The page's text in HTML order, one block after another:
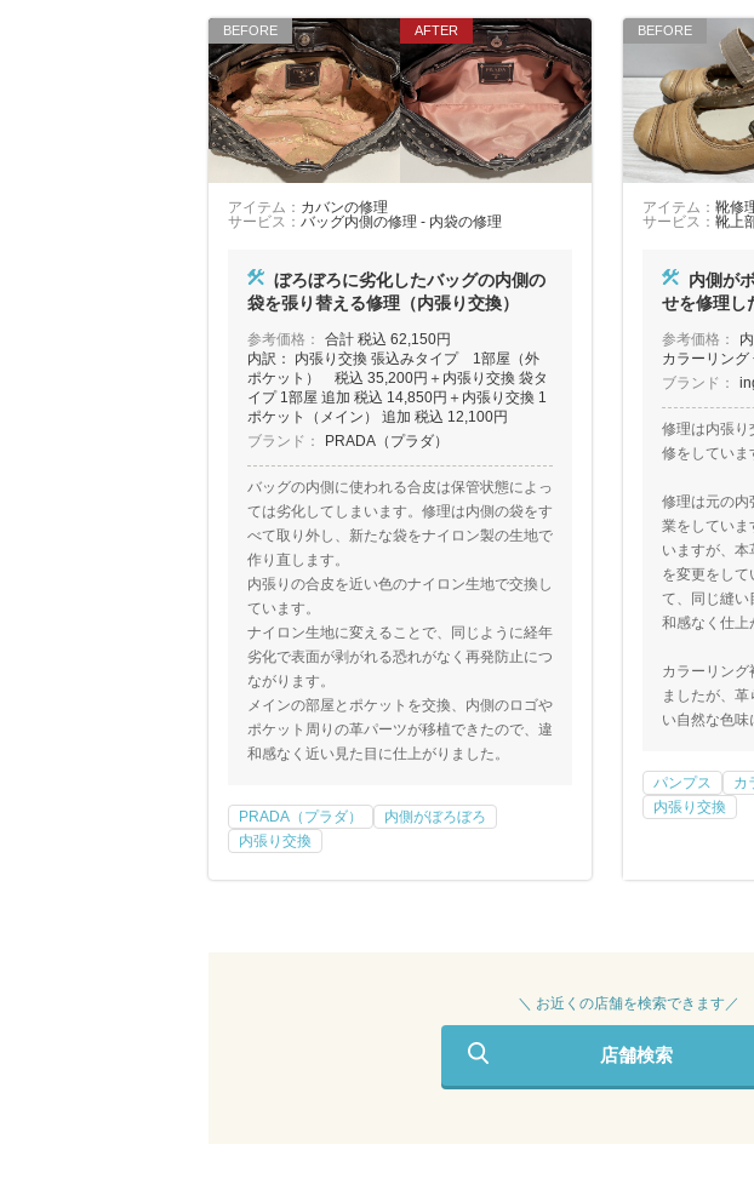
アイテム： カバンの修理
サービス： バッグ内側の修理 - 内袋の修理
ぼろぼろに劣化したバッグの内側の
袋を張り替える修理（内張り交換）
参考価格：
合計 税込 62,150円
内訳： 内張り交換 張込みタイプ 1部屋（外
ポケット） 税込 35,200円＋内張り交換 袋タ
イプ 1部屋 追加 税込 14,850円＋内張り交換 1
ポケット（メイン） 追加 税込 12,100円
ブランド：
PRADA（プラダ）
バッグの内側に使われる合皮は保管状態によっ
ては劣化してしまいます。修理は内側の袋をす
べて取り外し、新たな袋をナイロン製の生地で
作り直します。
内張りの合皮を近い色のナイロン生地で交換し
ています。
ナイロン生地に変えることで、同じように経年
劣化で表面が剥がれる恐れがなく再発防止につ
ながります。
メインの部屋とポケットを交換、内側のロゴや
ポケット周りの革パーツが移植できたので、違
和感なく近い見た目に仕上がりました。
PRADA（プラダ）
内側がぼろぼろ
内張り交換
アイテム： 靴修
サービス： 靴上
内側が
せを修理し
参考価格：
カラーリング
ブランド：
修理は内張り
修をしていま
修理は元の内
業をしていま
いますが、
を変更をし
て、同じ縫い
和感なく仕上
カラーリン
ましたが、
い自然な色味
パンプス カ
内張り交換
＼ お近くの店舗を検索できます／
店舗検索